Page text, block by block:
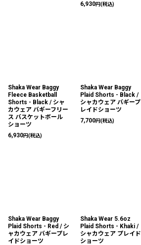
6,930円(税込)
Shaka Wear Baggy
Fleece Basketball
Shorts - Black / シャ
カウェア バギーフリー
ス バスケットボール
ショーツ
6,930円(税込)
Shaka Wear Baggy
Plaid Shorts - Black /
シャカウェア バギープ
レイドショーツ
7,700円(税込)
Shaka Wear Baggy
Plaid Shorts - Red / シ
ャカウェア バギープレ
イドショーツ
Shaka Wear 5.6oz
Plaid Shorts - Khaki /
シャカウェア プレイド
ショーツ